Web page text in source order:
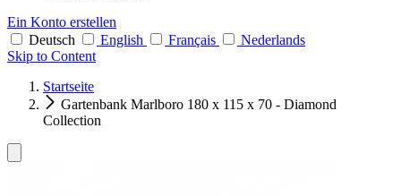
Ein Konto erstellen
Deutsch
English Français
Nederlands
Skip to Content
Startseite
Gartenbank Marlboro 180 x 115 x 70 - Diamond
Collection